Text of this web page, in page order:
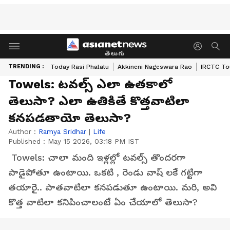
తెలుగు
TRENDING : Today Rasi Phalalu Akkineni Nageswara Rao IRCTC
Towels: టవల్స్ ఎలా ఉతకాలో
తెలుసా? ఎలా ఉతికితే కొత్తవాటిలా
కనపడతాయో తెలుసా?
Author : Ramya Sridhar | Life
Published : May 15 2026, 03:18 PM IST
Towels: చాలా మంది ఇళ్లల్లో టవల్స్ తొందరగా
పాడైపోతూ ఉంటాయి. ఒకటి , రెండు వాష్ లకే గట్టిగా
తయారై.. పాతవాటిలా కనపడుతూ ఉంటాయి. మరి, అవి
కొత్త వాటిలా కనిపించాలంటే ఏం చేయాలో తెలుసా?